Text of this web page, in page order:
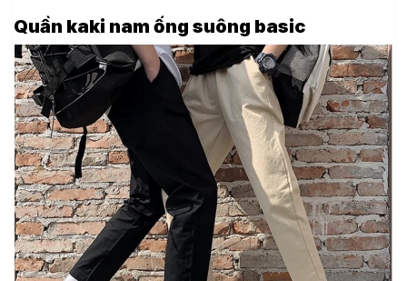
Quần kaki nam ống suông basic